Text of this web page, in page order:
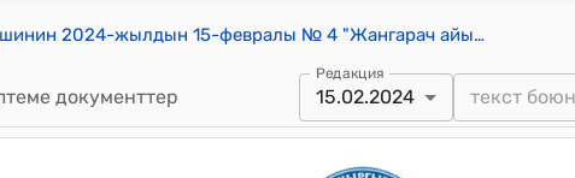
Гавриловка айылдык кеңешинин 2024-жылдын 15-февралы № 4 "Жангарач айылындагы жаңы ачылган И. Санжиров атындагы спорт комплексинин штаттык ырааттамасын бекитүү жөнүндө" токтому
документтер
Редакция
15.02.2024